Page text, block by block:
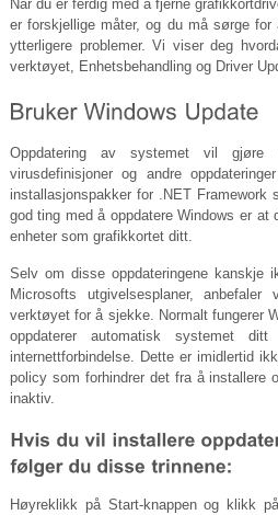
Når du er ferdig med å fjerne
er forskjellige måter, og du må sørge
ytterligere problemer. Vi viser deg
verktøyet, Enhetsbehandling og Driver
Oppdatering av systemet vil
virusdefinisjoner og andre
installasjonspakker for .NET
god ting med å oppdatere Windows er at
enheter som grafikkortet ditt.
Selv om disse oppdateringene kanskje
Microsofts utgivelsesplaner,
verktøyet for å sjekke. Normalt fungerer
oppdaterer automatisk systemet
internettforbindelse. Dette er imidlertid
policy som forhindrer det fra å installere
inaktiv.
Høyreklikk på Start-knappen og klikk